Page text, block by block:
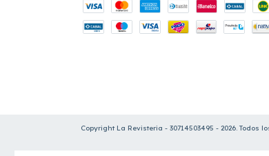
Copyright La Revisteria - 30714503495 - 2026. Todos